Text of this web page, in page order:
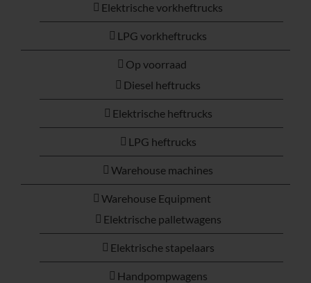
Elektrische vorkheftrucks
LPG vorkheftrucks
Op voorraad
Diesel heftrucks
Elektrische heftrucks
LPG heftrucks
Warehouse machines
Warehouse Equipment
Elektrische palletwagens
Elektrische stapelaars
Handpompwagens